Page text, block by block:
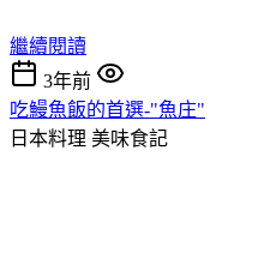
繼續閱讀
3年前
吃鰻魚飯的首選-"魚庄"
日本料理 美味食記